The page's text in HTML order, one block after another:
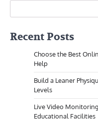
Recent Posts
Choose the Best
Help
Build a Leaner
Levels
Live Video
Educational Facilities